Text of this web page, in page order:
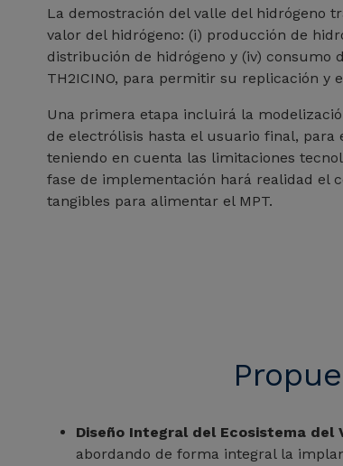
La demostración del valle del hidrógeno
valor del hidrógeno: (i) producción de
distribución de hidrógeno y (iv) consumo
TH2ICINO, para permitir su replicación y
Una primera etapa incluirá la
de electrólisis hasta el usuario final,
teniendo en cuenta las limitaciones
fase de implementación hará realidad el
tangibles para alimentar el MPT.
Diseño Integral del Ecosistema del
abordando de forma integral la